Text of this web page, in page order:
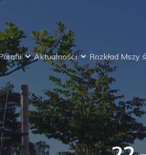
Aktualności Rozkład Mszy